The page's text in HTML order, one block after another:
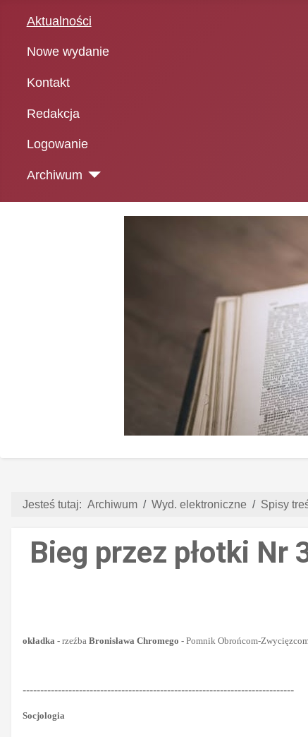
Aktualności
Nowe wydanie
Kontakt
Redakcja
Logowanie
Archiwum
Jesteś tutaj: Archiwum Wyd. elektroniczne Spisy
Bieg przez płotki Nr
okładka - rzeźba Bronisława Chromego - Pomnik Obrońcom-
-----------------------------------------------------------------------------
Socjologia